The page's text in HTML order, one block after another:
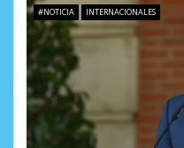
#NOTICIA INTERNACIONALES